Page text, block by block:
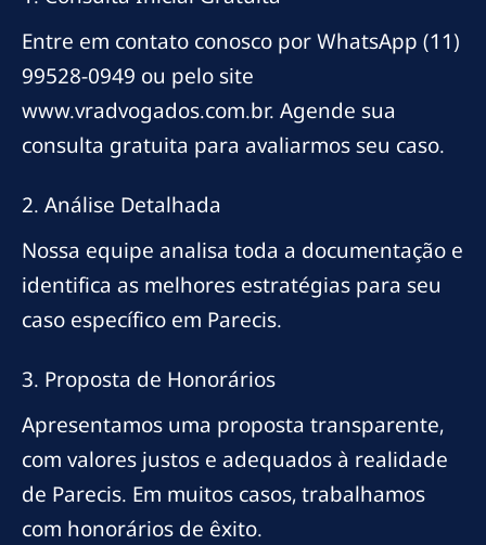
Entre em contato conosco por WhatsApp (11)
99528-0949 ou pelo site
www.vradvogados.com.br. Agende sua
consulta gratuita para avaliarmos seu caso.
2. Análise Detalhada
Nossa equipe analisa toda a documentação e
identifica as melhores estratégias para seu
caso específico em Parecis.
3. Proposta de Honorários
Apresentamos uma proposta transparente,
com valores justos e adequados à realidade
de Parecis. Em muitos casos, trabalhamos
com honorários de êxito.